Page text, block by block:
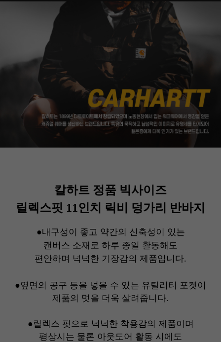
칼하트 정품 빅사이즈
릴렉스핏 11인치 릭비 덩가리 반바지
●내구성이 좋고 약간의 신축성이 있는
캔버스 소재로 하루 종일 활동해도
편안하며 넉넉한 기장감의 제품입니다.
●옆면의 공구 등을 넣을 수 있는 유틸리티 포켓이
제품의 멋을 더욱 살려줍니다.
●릴렉스 핏으로 넉넉한 착용감의 제품이며
평상시는 물론 아웃도어 활동 시에도